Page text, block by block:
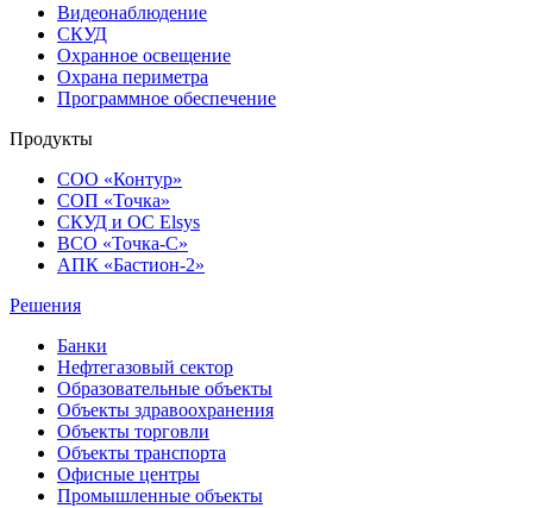
Видеонаблюдение
СКУД
Охранное освещение
Охрана периметра
Программное обеспечение
Продукты
СОО «Контур»
СОП «Точка»
СКУД и ОС Elsys
ВСО «Точка-С»
АПК «Бастион-2»
Решения
Банки
Нефтегазовый сектор
Образовательные объекты
Объекты здравоохранения
Объекты торговли
Объекты транспорта
Офисные центры
Промышленные объекты